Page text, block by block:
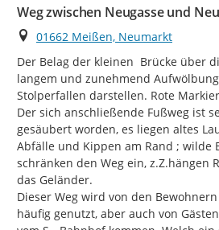
Weg zwischen Neugasse und
Ort
01662 Meißen, Neumarkt
Der Belag der kleinen  Brücke über
langem und zunehmend
Stolperfallen darstellen. Rote
Der sich anschließende Fußweg ist
gesäubert worden, es liegen altes
Abfälle und Kippen am Rand ; wilde
schränken den Weg ein, z.Z.hängen
das Geländer.
Dieser Weg wird von den
häufig genutzt, aber auch von